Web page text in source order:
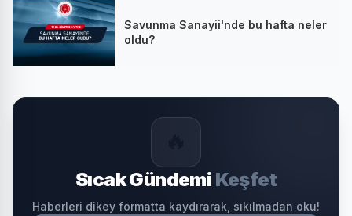
Savunma Sanayii'nde bu hafta neler
oldu?
Sıcak Gündemi Keşfet
Haberleri dikey formatta kaydırarak, sıkılmadan oku!